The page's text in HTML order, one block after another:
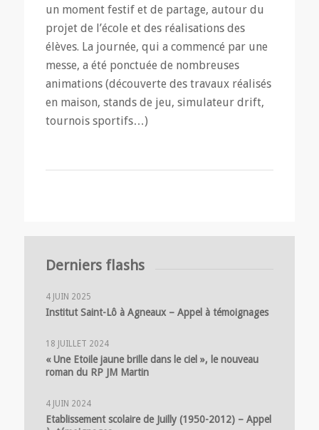
un moment festif et de partage, autour du
projet de l’école et des réalisations des
élèves. La journée, qui a commencé par une
messe, a été ponctuée de nombreuses
animations (découverte des travaux réalisés
en maison, stands de jeu, simulateur drift,
tournois sportifs…)
Derniers flashs
4 JUIN 2025
Institut Saint-Lô à Agneaux – Appel à témoignages
18 JUILLET 2024
« Une Etoile jaune brille dans le ciel », le nouveau
roman du RP JM Martin
4 JUIN 2024
Etablissement scolaire de Juilly (1950-2012) – Appel